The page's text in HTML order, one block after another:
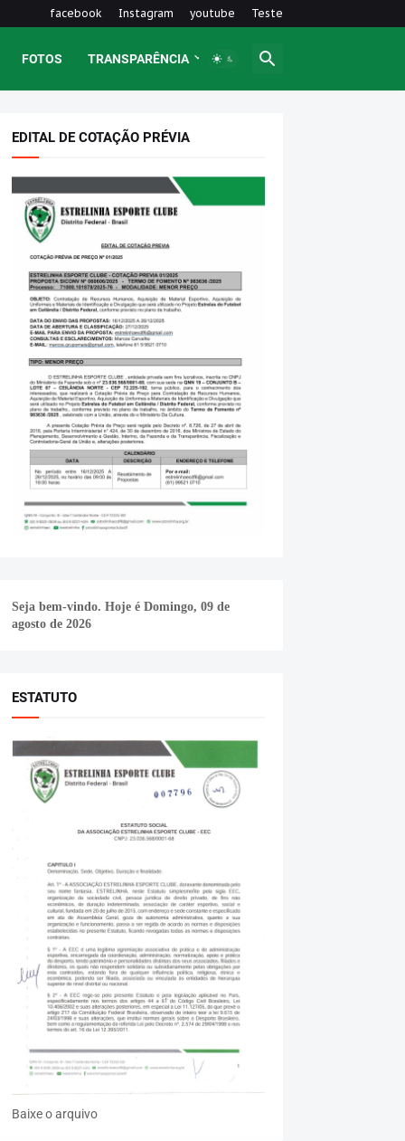
facebook Instagram youtube Teste
FOTOS TRANSPARÊNCIA
EDITAL DE COTAÇÃO PRÉVIA
Seja bem-vindo. Hoje é Domingo, 09 de
agosto de 2026
ESTATUTO
Baixe o arquivo